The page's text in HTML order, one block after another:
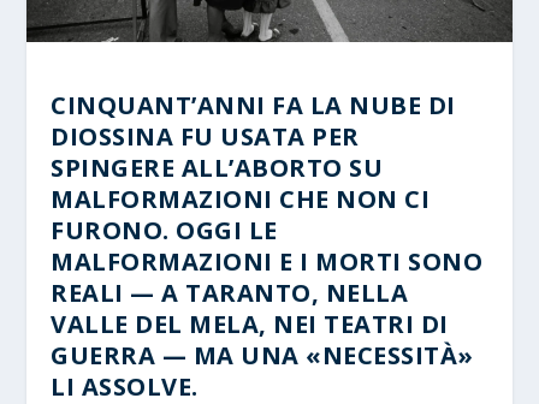
CINQUANT’ANNI FA LA NUBE DI
DIOSSINA FU USATA PER
SPINGERE ALL’ABORTO SU
MALFORMAZIONI CHE NON CI
FURONO. OGGI LE
MALFORMAZIONI E I MORTI SONO
REALI — A TARANTO, NELLA
VALLE DEL MELA, NEI TEATRI DI
GUERRA — MA UNA «NECESSITÀ»
LI ASSOLVE.